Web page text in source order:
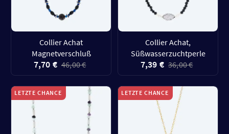
Collier Achat
Magnetverschluß
7,70 € 46,00 €
Collier Achat,
Süßwasserzuchtperle
7,39 € 36,00 €
LETZTE CHANCE LETZTE CHANCE